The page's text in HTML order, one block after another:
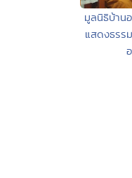
มูลนิธิบ้าน
แสดงธรร